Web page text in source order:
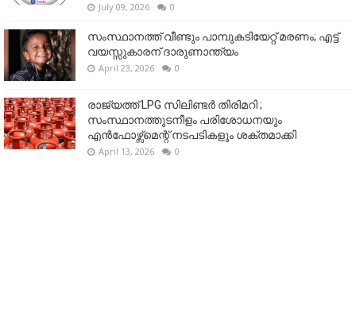
July 09, 2026 0
സംസ്ഥാനത്ത് വീണ്ടും പാമ്പുകടിയേറ്റ് മരണം; എട്ട്
വയസ്സുകാരന് ദാരുണാന്ത്യം
April 23, 2026 0
രാജ്യത്ത് LPG സിലിണ്ടർ തിരിമറി ;
സംസ്ഥാനത്തുടനീളം പരിശോധനയും
എൻഫോഴ്സ്മെന്റ് നടപടികളും ശക്തമാക്കി
April 13, 2026 0